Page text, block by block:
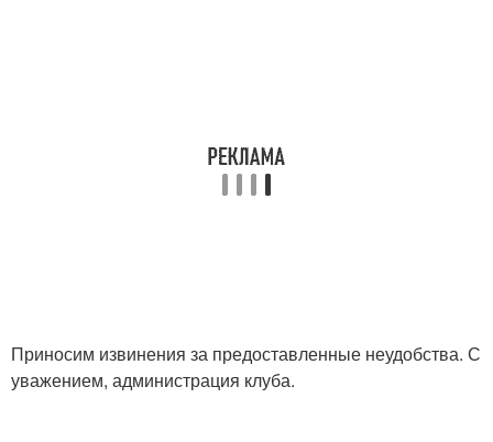
Приносим извинения за предоставленные неудобства. С
уважением, администрация клуба.